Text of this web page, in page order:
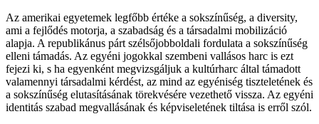
Az amerikai egyetemek legfőbb értéke a sokszínűség, a diversity,
ami a fejlődés motorja, a szabadság és a társadalmi mobilizáció
alapja. A republikánus párt szélsőjobboldali fordulata a sokszínűség
elleni támadás. Az egyéni jogokkal szembeni vallásos harc is ezt
fejezi ki, s ha egyenként megvizsgáljuk a kultúrharc által támadott
valamennyi társadalmi kérdést, az mind az egyéniség tiszteletének és
a sokszínűség elutasításának törekvésére vezethető vissza. Az egyéni
identitás szabad megvallásának és képviseletének tiltása is erről szól.